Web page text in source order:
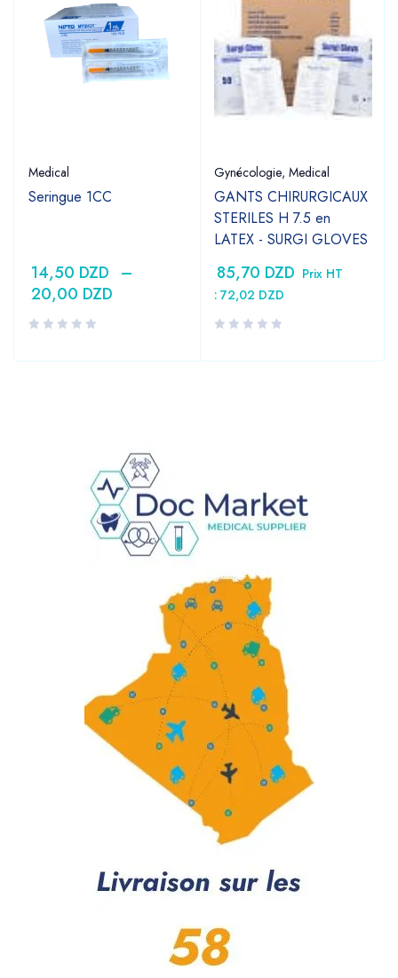
Medical
Seringue 1CC
14,50 DZD –
20,00 DZD
Gynécologie, Medical
GANTS CHIRURGICAUX
STERILES H 7.5 en
LATEX - SURGI GLOVES
85,70 DZD Prix HT
: 72,02 DZD